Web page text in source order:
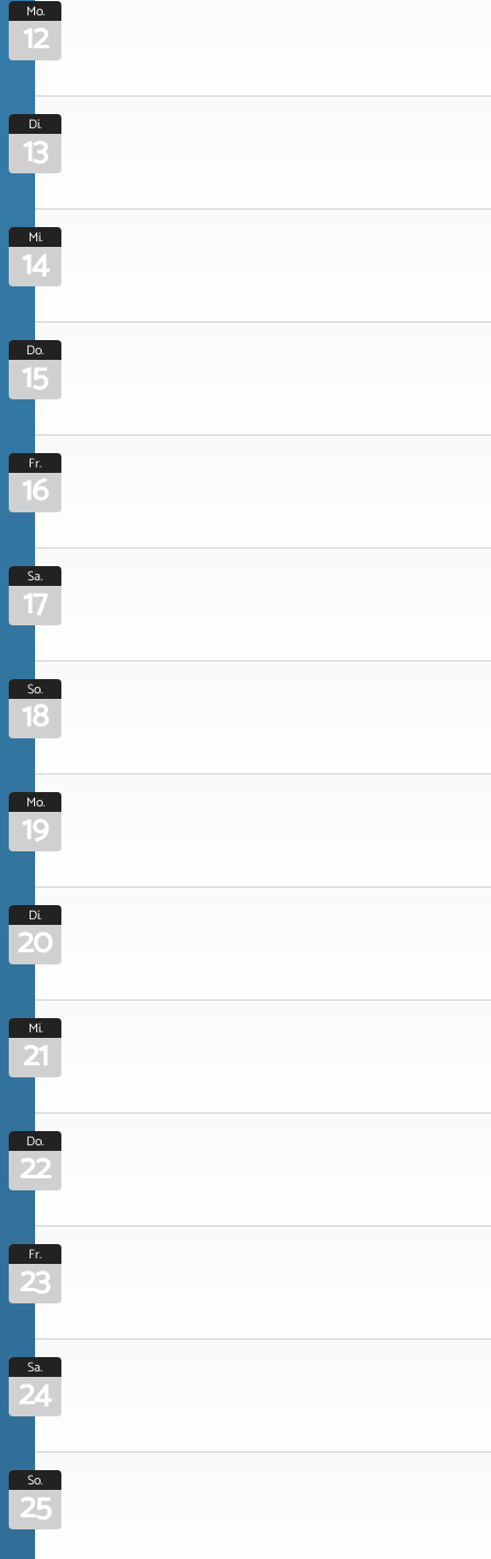
Mo.
12
Di.
13
Mi.
14
Do.
15
Fr.
16
Sa.
17
So.
18
Mo.
19
Di.
20
Mi.
21
Do.
22
Fr.
23
Sa.
24
So.
25